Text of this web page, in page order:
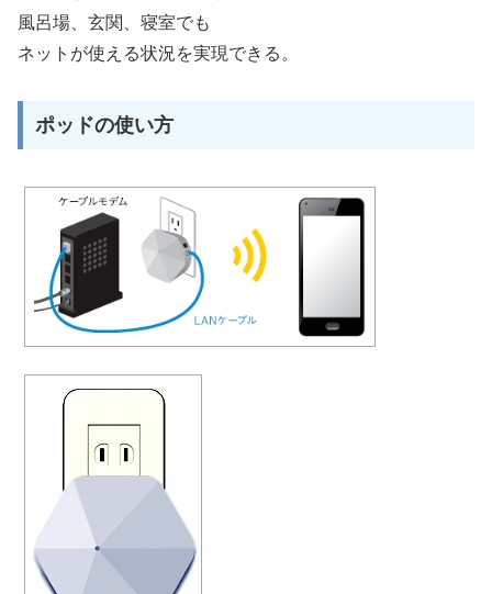
風呂場、玄関、寝室でも
ネットが使える状況を実現できる。
ポッドの使い方